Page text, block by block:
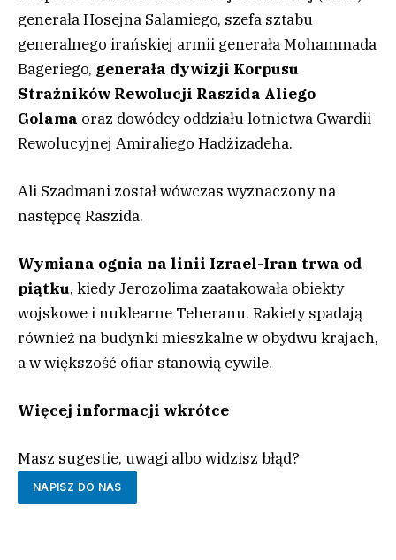
generała Hosejna Salamiego, szefa sztabu
generalnego irańskiej armii generała Mohammada
Bageriego, generała dywizji Korpusu
Strażników Rewolucji Raszida Aliego
Golama oraz dowódcy oddziału lotnictwa Gwardii
Rewolucyjnej Amiraliego Hadżizadeha.
Ali Szadmani został wówczas wyznaczony na
następcę Raszida.
Wymiana ognia na linii Izrael-Iran trwa od
piątku, kiedy Jerozolima zaatakowała obiekty
wojskowe i nuklearne Teheranu. Rakiety spadają
również na budynki mieszkalne w obydwu krajach,
a w większość ofiar stanowią cywile.
Więcej informacji wkrótce
Masz sugestie, uwagi albo widzisz błąd?
NAPISZ DO NAS